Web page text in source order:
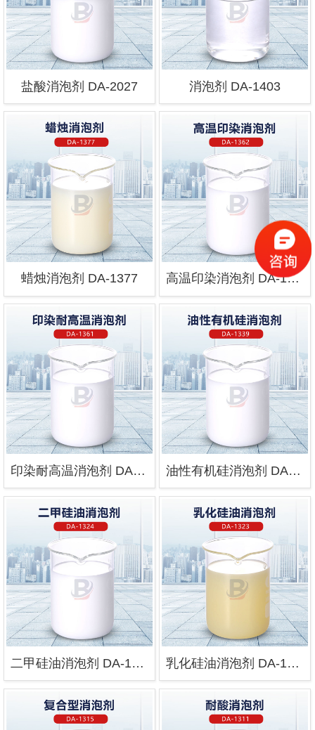
盐酸消泡剂 DA-2027 消泡剂 DA-1403
蜡烛消泡剂 DA-1377 高温印染消泡剂 DA-1362
印染耐高温消泡剂 DA-1361 油性有机硅消泡剂 DA-1339
二甲硅油消泡剂 DA-1324 乳化硅油消泡剂 DA-1323